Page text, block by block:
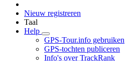
Nieuw registreren
Taal
Help
GPS-Tour.info gebruiken
GPS-tochten publiceren
Info's over TrackRank